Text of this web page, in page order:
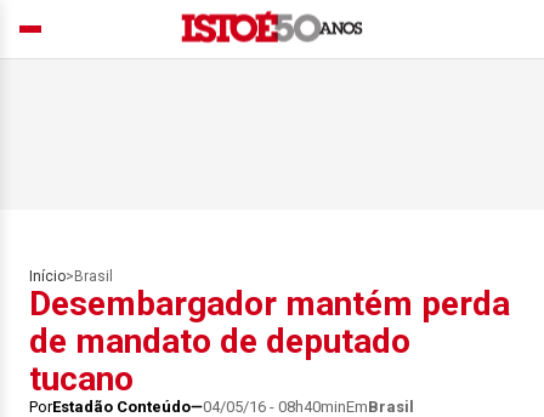
Início> Brasil
Desembargador mantém perda
de mandato de deputado
tucano
PorEstadão Conteúdo 04/05/16 - 08h40minEmBrasil